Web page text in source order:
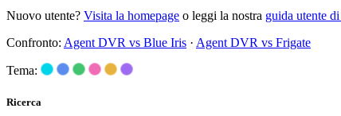
Nuovo utente? Visita la homepage o leggi la nostra guida utente
Confronto: Agent DVR vs Blue Iris · Agent DVR vs Frigate
Tema:
Ricerca